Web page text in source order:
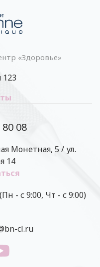
«Здоровье»
08
Монетная, 5 / ул.
14
- с 9:00, Чт - с 9:00)
cl.ru